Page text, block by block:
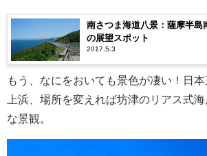
南さつま海道八景：薩摩半島
の展望スポット
2017.5.3
もう、なにをおいても景色が凄い！日
上浜、場所を変えれば坊津のリアス式
な景観。